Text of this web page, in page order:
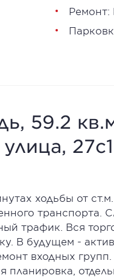
Ремонт:
59.2
27с1
ходьбы от
транспорта.
трафик. Вся
В будущем -
входных
планировка,